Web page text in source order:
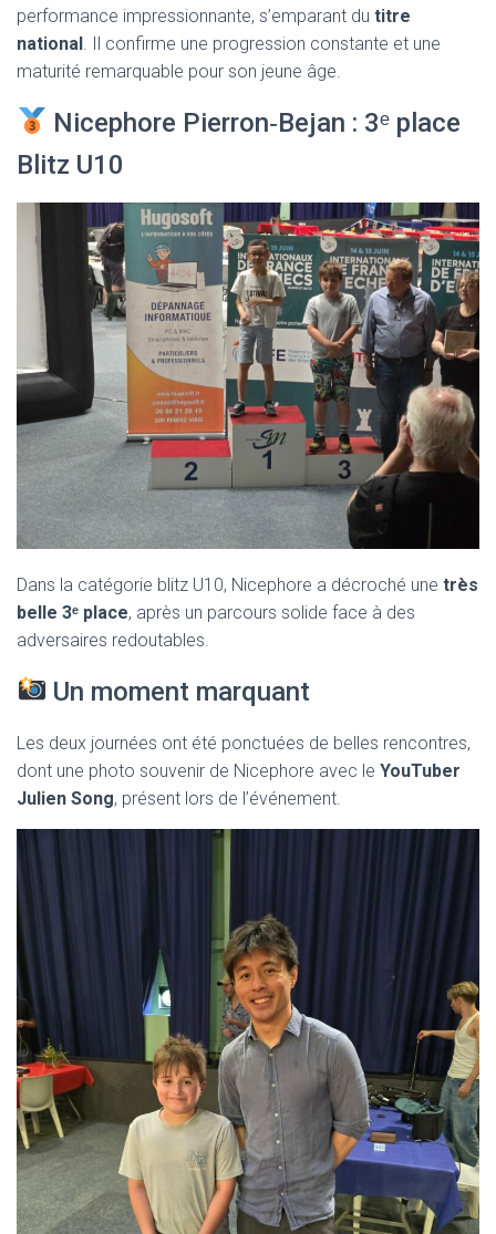
performance impressionnante, s’emparant du titre
national. Il confirme une progression constante et une
maturité remarquable pour son jeune âge.
Nicephore Pierron‑Bejan : 3ᵉ place
Blitz U10
Dans la catégorie blitz U10, Nicephore a décroché une très
belle 3ᵉ place, après un parcours solide face à des
adversaires redoutables.
Un moment marquant
Les deux journées ont été ponctuées de belles rencontres,
dont une photo souvenir de Nicephore avec le YouTuber
Julien Song, présent lors de l’événement.